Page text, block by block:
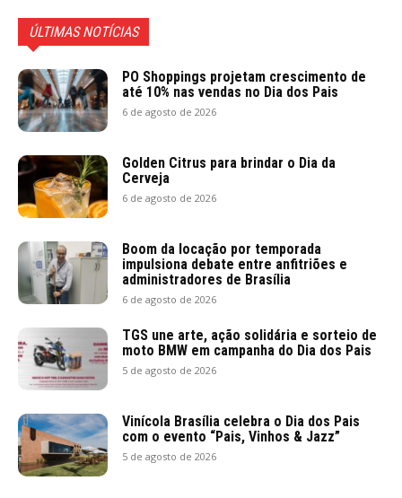
ÚLTIMAS NOTÍCIAS
PO Shoppings projetam crescimento de
até 10% nas vendas no Dia dos Pais
6 de agosto de 2026
Golden Citrus para brindar o Dia da
Cerveja
6 de agosto de 2026
Boom da locação por temporada
impulsiona debate entre anfitriões e
administradores de Brasília
6 de agosto de 2026
TGS une arte, ação solidária e sorteio de
moto BMW em campanha do Dia dos Pais
5 de agosto de 2026
Vinícola Brasília celebra o Dia dos Pais
com o evento “Pais, Vinhos & Jazz”
5 de agosto de 2026